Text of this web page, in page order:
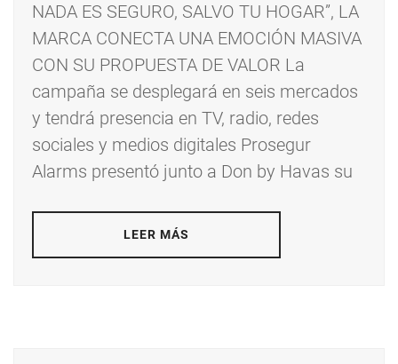
NADA ES SEGURO, SALVO TU HOGAR”, LA
MARCA CONECTA UNA EMOCIÓN MASIVA
CON SU PROPUESTA DE VALOR La
campaña se desplegará en seis mercados
y tendrá presencia en TV, radio, redes
sociales y medios digitales Prosegur
Alarms presentó junto a Don by Havas su
LEER MÁS